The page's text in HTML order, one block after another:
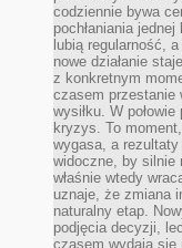
codziennie bywa
pochłaniania
lubią regularność,
nowe działanie
z konkretnym
czasem przestanie
wysiłku. W
kryzys. To
wygasa, a
widoczne, by silnie
właśnie wtedy
uznaje, że zmiana
naturalny etap.
podjęcia decyzji,
czasem wydają się